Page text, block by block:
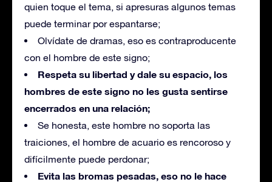
quien toque el tema, si apresuras algunos temas
puede terminar por espantarse;
Olvídate de dramas, eso es contraproducente
con el hombre de este signo;
Respeta su libertad y dale su espacio, los
hombres de este signo no les gusta sentirse
encerrados en una relación;
Se honesta, este hombre no soporta las
traiciones, el hombre de acuario es rencoroso y
difícilmente puede perdonar;
Evita las bromas pesadas, eso no le hace